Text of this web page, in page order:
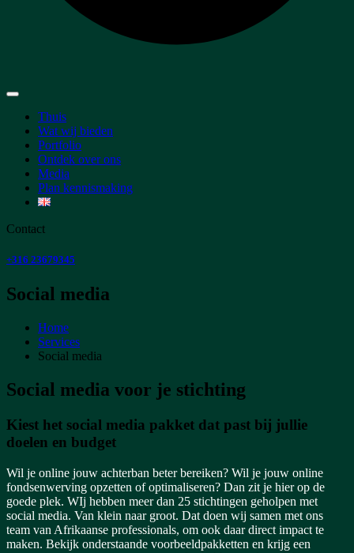
Thuis
Wat wij bieden
Portfolio
Ontdek over ons
Media
Plan kennismaking
Contact
+316 23679345
Social media
Home
Services
Social media
Social media voor je stichting
Kiest het social media pakket dat past bij jullie
doelen en budget
Wil je online jouw achterban beter bereiken? Wil je jouw online
fondsenwerving opzetten of optimaliseren? Dan zit je hier op de
goede plek. WIj hebben meer dan 25 stichtingen geholpen met
social media. Van klein naar groot. Dat doen wij samen met ons
team van Afrikaanse professionals, om ook daar direct impact te
maken. Bekijk onderstaande voorbeeldpakketten en krijg een